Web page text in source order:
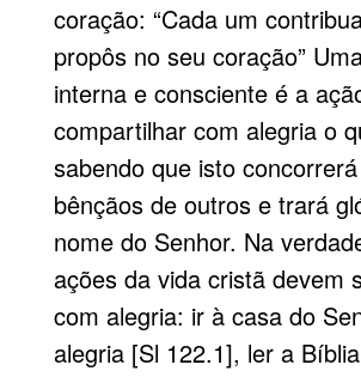
coração: “Cada um
propôs no seu coração”
interna e consciente é a
compartilhar com alegria o
sabendo que isto
bênçãos de outros e trará
nome do Senhor. Na
ações da vida cristã devem
com alegria: ir à casa do
alegria [Sl 122.1], ler a